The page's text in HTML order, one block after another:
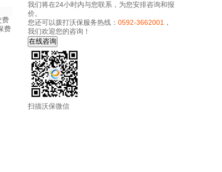
费
费
我们将在24小时内与您联系，为您安排咨询和报
价。
您还可以拨打沃保服务热线： 0592-3662001 ，
我们欢迎您的咨询！
扫描沃保微信